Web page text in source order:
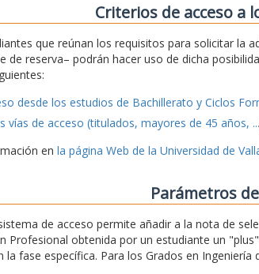
Criterios de acceso a
que reúnan los requisitos para solicitar la
de reserva– podrán hacer uso de dicha
desde los estudios de Bachillerato y Ciclos
vías de acceso (titulados, mayores de 45 años,
en la página Web de la Universidad de
Parámetros
de acceso permite añadir a la nota de
Profesional obtenida por un estudiante un
la fase específica. Para los Grados en